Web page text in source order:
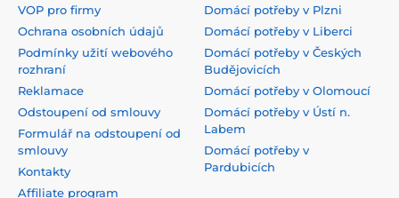
VOP pro firmy
Ochrana osobních údajů
Podmínky užití webového
rozhraní
Reklamace
Odstoupení od smlouvy
Formulář na odstoupení od
smlouvy
Kontakty
Affiliate program
Domácí potřeby v Plzni
Domácí potřeby v Liberci
Domácí potřeby v Českých
Budějovicích
Domácí potřeby v Olomoucí
Domácí potřeby v Ústí n.
Labem
Domácí potřeby v
Pardubicích